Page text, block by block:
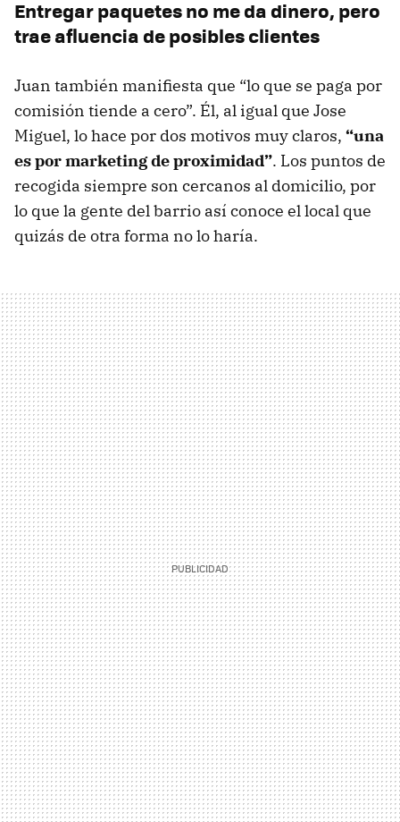
Entregar paquetes no me da dinero, pero
trae afluencia de posibles clientes
Juan también manifiesta que “lo que se paga por
comisión tiende a cero”. Él, al igual que Jose
Miguel, lo hace por dos motivos muy claros, “una
es por marketing de proximidad”. Los puntos de
recogida siempre son cercanos al domicilio, por
lo que la gente del barrio así conoce el local que
quizás de otra forma no lo haría.